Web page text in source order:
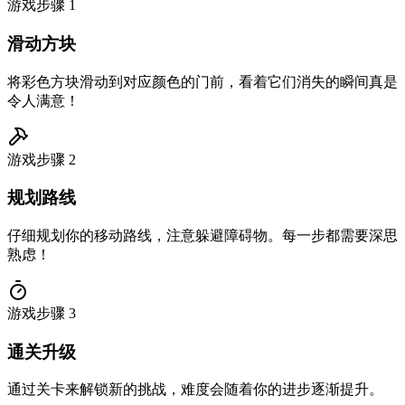
游戏步骤 1
滑动方块
将彩色方块滑动到对应颜色的门前，看着它们消失的瞬间真是
令人满意！
游戏步骤 2
规划路线
仔细规划你的移动路线，注意躲避障碍物。每一步都需要深思
熟虑！
游戏步骤 3
通关升级
通过关卡来解锁新的挑战，难度会随着你的进步逐渐提升。